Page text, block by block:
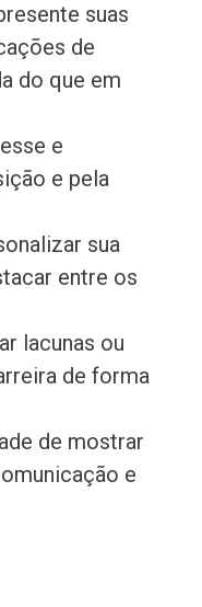
suas
de
do que em
e
e pela
sua
entre os
lacunas ou
de forma
de mostrar
e